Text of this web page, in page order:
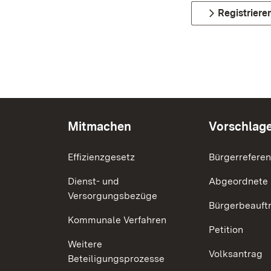
Mitmachen
Effizienzgesetz
Dienst- und
Versorgungsbezüge
Kommunale Verfahren
Weitere
Beteiligungsprozesse
Abgeordnete
Petition
Volksantrag